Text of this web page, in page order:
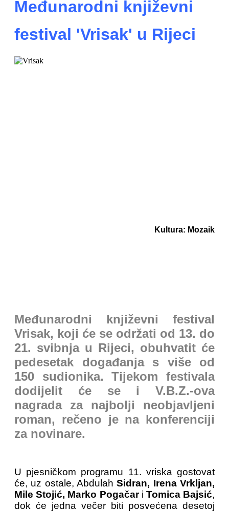
Međunarodni književni
festival 'Vrisak' u Rijeci
Kultura: Mozaik
Međunarodni književni festival
Vrisak, koji će se održati od 13. do
21. svibnja u Rijeci, obuhvatit će
pedesetak događanja s više od
150 sudionika. Tijekom festivala
dodijelit će se i V.B.Z.-ova
nagrada za najbolji neobjavljeni
roman, rečeno je na konferenciji
za novinare.
U pjesničkom programu 11. vriska gostovat
će, uz ostale, AbdulahSidran, Irena Vrkljan,
Mile Stojić, Marko Pogačari Tomica Bajsić,
dok će jedna večer biti posvećena desetoj